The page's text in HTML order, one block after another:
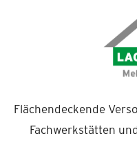
Flächendeckende
Fachwerkstätten